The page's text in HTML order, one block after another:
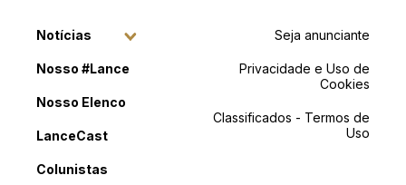
Notícias
Nosso #Lance
Nosso Elenco
LanceCast
Colunistas
Seja anunciante
Privacidade e Uso de
Cookies
Classificados - Termos de
Uso